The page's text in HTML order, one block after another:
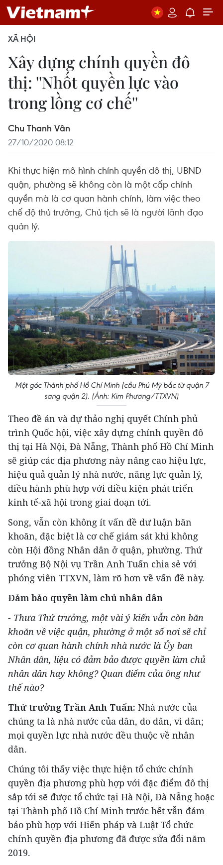
XÃ HỘI
Xây dựng chính quyền đô
thị: ''Nhốt quyền lực vào
trong lồng cơ chế''
Chu Thanh Vân
27/10/2020 08:12
Khi thực hiện mô hình chính quyền đô thị, UBND
quận, phường sẽ không còn là một cấp chính
quyền mà là cơ quan hành chính, làm việc theo
chế độ thủ trưởng, Chủ tịch sẽ là người lãnh đạo
quản lý.
Một góc Thành phố Hồ Chí Minh (cầu Phú Mỹ bắc từ quận 7
sang quận 2). (Ảnh: Kim Phương/TTXVN)
Theo đề án và dự thảo nghị quyết Chính phủ
trình Quốc hội, việc xây dựng chính quyền đô
thị tại Hà Nội, Đà Nẵng, Thành phố Hồ Chí Minh
sẽ giúp các địa phương này nâng cao hiệu lực,
hiệu quả quản lý nhà nước, năng lực quản lý,
điều hành phù hợp với điều kiện phát triển
kinh tế-xã hội trong giai đoạn tới.
Song, vẫn còn không ít vấn đề dư luận băn
khoăn, đặc biệt là cơ chế giám sát khi không
còn Hội đồng Nhân dân ở quận, phường. Thứ
trưởng Bộ Nội vụ Trần Anh Tuấn chia sẻ với
phóng viên TTXVN, làm rõ hơn về vấn đề này.
Đảm bảo quyền làm chủ nhân dân
- Thưa Thứ trưởng, một vài ý kiến vẫn còn băn
khoăn về việc quận, phường ở một số nơi sẽ chỉ
còn cơ quan hành chính nhà nước là Ủy ban
Nhân dân, liệu có đảm bảo được quyền làm chủ
nhân dân hay không? Quan điểm của ông như
thế nào?
Thứ trưởng Trần Anh Tuấn: Nhà nước của
chúng ta là nhà nước của dân, do dân, vì dân;
mọi quyền lực nhà nước đều thuộc về nhân
dân.
Chúng tôi thấy việc thực hiện tổ chức chính
quyền địa phương phù hợp với đặc điểm đô thị
sắp tới sẽ được tổ chức tại Hà Nội, Đà Nẵng hoặc
tại Thành phố Hồ Chí Minh trước hết vẫn đảm
bảo phù hợp với Hiến pháp và Luật Tổ chức
chính quyền địa phương đã được sửa đổi năm
2019.